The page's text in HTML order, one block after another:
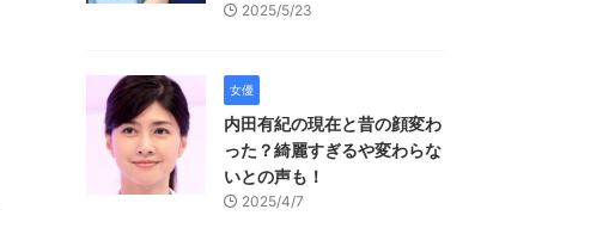
2025/5/23
女優
内田有紀の現在と昔の顔変わ
った？綺麗すぎるや変わらな
いとの声も！
2025/4/7